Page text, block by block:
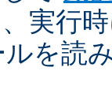
実行
を読